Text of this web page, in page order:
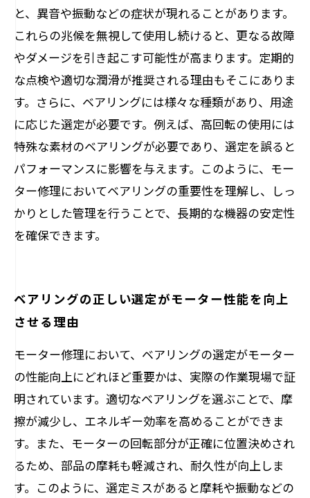
と、異音や振動などの症状が現れることがあります。
これらの兆候を無視して使用し続けると、更なる故障
やダメージを引き起こす可能性が高まります。定期的
な点検や適切な潤滑が推奨される理由もそこにありま
す。さらに、ベアリングには様々な種類があり、用途
に応じた選定が必要です。例えば、高回転の使用には
特殊な素材のベアリングが必要であり、選定を誤ると
パフォーマンスに影響を与えます。このように、モー
ター修理においてベアリングの重要性を理解し、しっ
かりとした管理を行うことで、長期的な機器の安定性
を確保できます。
ベアリングの正しい選定がモーター性能を向上
させる理由
モーター修理において、ベアリングの選定がモーター
の性能向上にどれほど重要かは、実際の作業現場で証
明されています。適切なベアリングを選ぶことで、摩
擦が減少し、エネルギー効率を高めることができま
す。また、モーターの回転部分が正確に位置決めされ
るため、部品の摩耗も軽減され、耐久性が向上しま
す。このように、選定ミスがあると摩耗や振動などの